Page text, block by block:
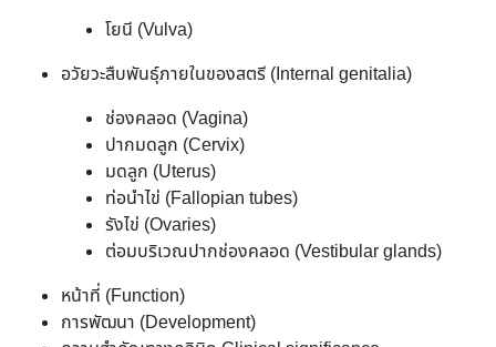
โยนี (Vulva)
อวัยวะสืบพันธุ์ภายในของสตรี (Internal genitalia)
ช่องคลอด (Vagina)
ปากมดลูก (Cervix)
มดลูก (Uterus)
ท่อนำไข่ (Fallopian tubes)
รังไข่ (Ovaries)
ต่อมบริเวณปากช่องคลอด (Vestibular glands)
หน้าที่ (Function)
การพัฒนา (Development)